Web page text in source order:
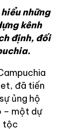
những
kênh
định, đối
đã tiến
ủng hộ
– một dự
tộc